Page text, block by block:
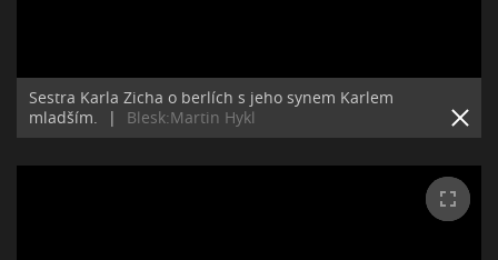
Sestra Karla Zicha o berlích s jeho synem Karlem
mladším.
| Blesk:Martin Hykl